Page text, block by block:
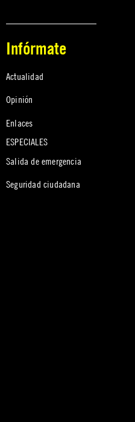
Infórmate
Actualidad
Opinión
Enlaces
ESPECIALES
Salida de emergencia
Seguridad ciudadana